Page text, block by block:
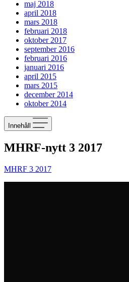
maj 2018
april 2018
mars 2018
februari 2018
oktober 2017
september 2016
februari 2016
januari 2016
april 2015
mars 2015
december 2014
oktober 2014
Innehåll
MHRF-nytt 3 2017
MHRF 3 2017